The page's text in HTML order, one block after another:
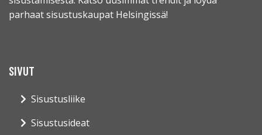
parhaat sisustuskaupat Helsingissä!
SIVUT
Sisustusliike
Sisustusideat